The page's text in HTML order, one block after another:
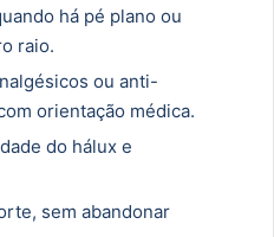
há pé plano ou
raio.
ou anti-
orientação médica.
do hálux e
sem abandonar